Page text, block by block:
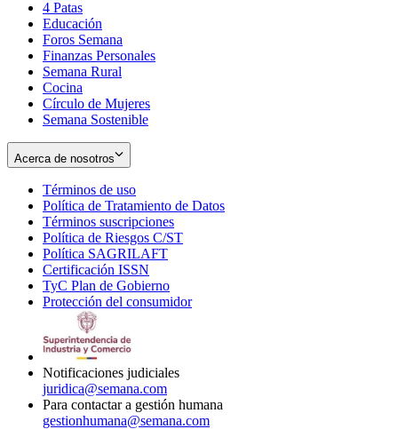
new
window
in
new
window
4 Patas
Educación
Foros Semana
Finanzas Personales
Semana Rural
Cocina
Círculo de Mujeres
Semana Sostenible
Acerca de nosotros
Términos de uso
in
new
window
Política de Tratamiento de Datos
Términos suscripciones
in
Política de Riesgos C/ST
Política SAGRILAFT
new
window
Certificación ISSN
in
new
TyC Plan de Gobierno
in
Protección del consumidorOpens
Notificaciones judiciales
juridica@semana.com
Para contactar a gestión humana
gestionhumana@semana.com